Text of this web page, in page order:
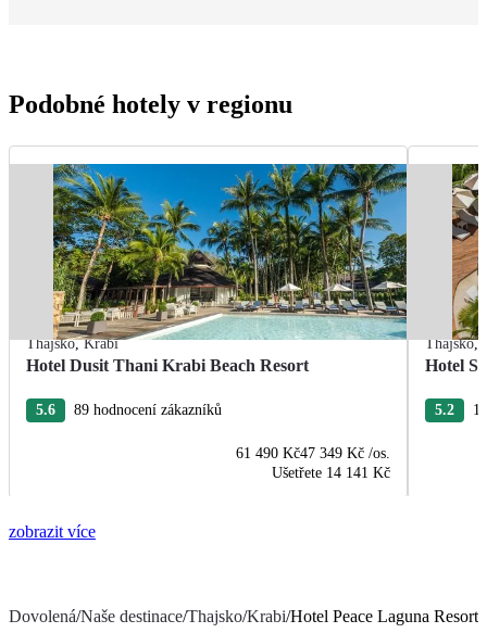
Podobné hotely v regionu
Thajsko,Krabi
Hotel Dusit Thani Krabi Beach Resort
5.6 89 hodnocení zákazníků
61 490 Kč47 349 Kč /os.
Ušetřete 14 141 Kč
Thajsko,
Hotel
5.2
zobrazit více
Dovolená/Naše destinace/Thajsko/Krabi/Hotel Peace Laguna Resort